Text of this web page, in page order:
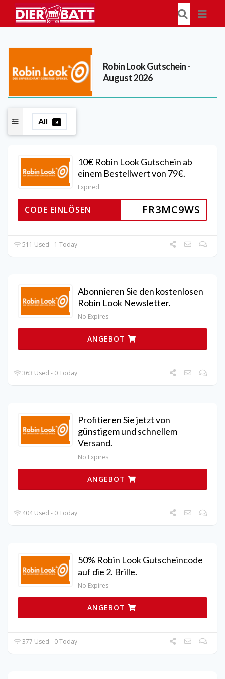
Robin LookGutschein -
August 2026
All 8
10€ Robin Look Gutschein ab
einem Bestellwert von 79€.
Expired
FR3MC9WS
CODE EINLÖSEN
511 Used - 1 Today
Abonnieren Sie den kostenlosen
Robin Look Newsletter.
No Expires
ANGEBOT
363 Used - 0 Today
Profitieren Sie jetzt von
günstigem und schnellem
Versand.
No Expires
ANGEBOT
404 Used - 0 Today
50% Robin Look Gutscheincode
auf die 2. Brille.
No Expires
ANGEBOT
377 Used - 0 Today